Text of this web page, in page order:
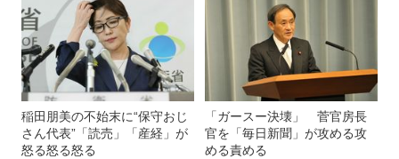
稲田朋美の不始末に“保守おじ
さん代表”「読売」「産経」が
怒る怒る怒る
「ガースー決壊」 菅官房長
官を「毎日新聞」が攻める攻
める責める